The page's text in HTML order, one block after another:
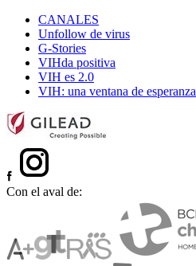
CANALES
Unfollow de virus
G-Stories
VIHda positiva
VIH es 2.0
VIH: una ventana de esperanza
Con el aval de: